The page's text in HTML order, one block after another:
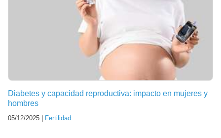
Diabetes y capacidad reproductiva: impacto en mujeres y
hombres
05/12/2025 | Fertilidad